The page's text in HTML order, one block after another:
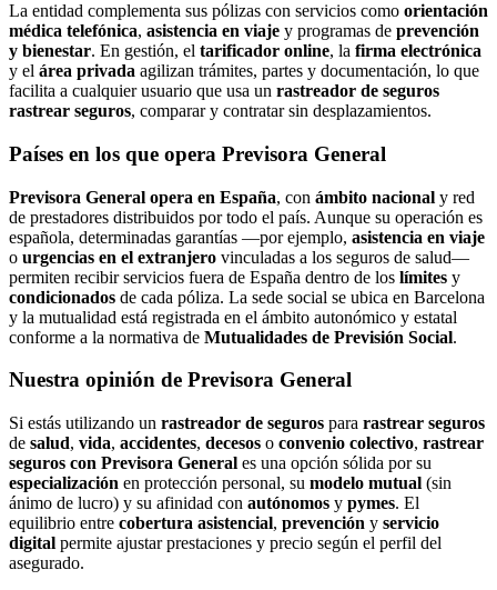
La entidad complementa sus pólizas con servicios como orientación
médica telefónica, asistencia en viaje y programas de prevención
y bienestar. En gestión, el tarificador online, la firma electrónica
y el área privada agilizan trámites, partes y documentación, lo que
facilita a cualquier usuario que usa un rastreador de seguros
rastrear seguros, comparar y contratar sin desplazamientos.
Países en los que opera Previsora General
Previsora General opera en España, con ámbito nacional y red
de prestadores distribuidos por todo el país. Aunque su operación es
española, determinadas garantías —por ejemplo, asistencia en viaje
o urgencias en el extranjero vinculadas a los seguros de salud—
permiten recibir servicios fuera de España dentro de los límites y
condicionados de cada póliza. La sede social se ubica en Barcelona
y la mutualidad está registrada en el ámbito autonómico y estatal
conforme a la normativa de Mutualidades de Previsión Social.
Nuestra opinión de Previsora General
Si estás utilizando un rastreador de seguros para rastrear seguros
de salud, vida, accidentes, decesos o convenio colectivo, rastrear
seguros con Previsora General es una opción sólida por su
especialización en protección personal, su modelo mutual (sin
ánimo de lucro) y su afinidad con autónomos y pymes. El
equilibrio entre cobertura asistencial, prevención y servicio
digital permite ajustar prestaciones y precio según el perfil del
asegurado.